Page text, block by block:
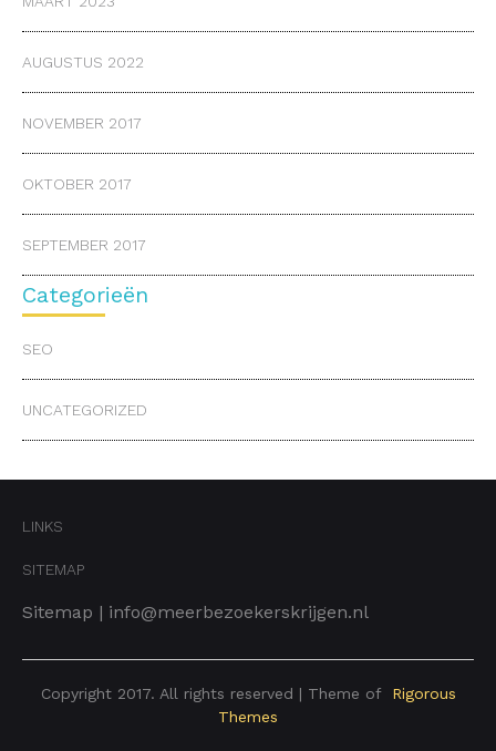
AUGUSTUS 2022
NOVEMBER 2017
OKTOBER 2017
SEPTEMBER 2017
Categorieën
SEO
UNCATEGORIZED
LINKS
SITEMAP
Sitemap | info@meerbezoekerskrijgen.nl
Copyright 2017. All rights reserved | Theme of
Rigorous
Themes